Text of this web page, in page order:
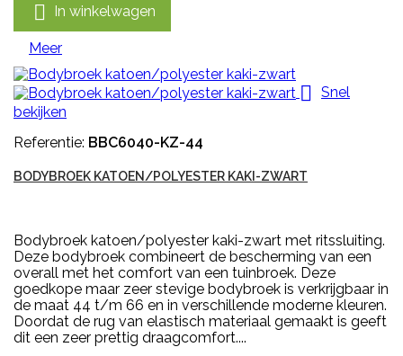
 In winkelwagen
Meer
 Snel
bekijken
Referentie: BBC6040-KZ-44
BODYBROEK KATOEN/POLYESTER KAKI-ZWART
Bodybroek katoen/polyester kaki-zwart met ritssluiting.
Deze bodybroek combineert de bescherming van een
overall met het comfort van een tuinbroek. Deze
goedkope maar zeer stevige bodybroek is verkrijgbaar in
de maat 44 t/m 66 en in verschillende moderne kleuren.
Doordat de rug van elastisch materiaal gemaakt is geeft
dit een zeer prettig draagcomfort....